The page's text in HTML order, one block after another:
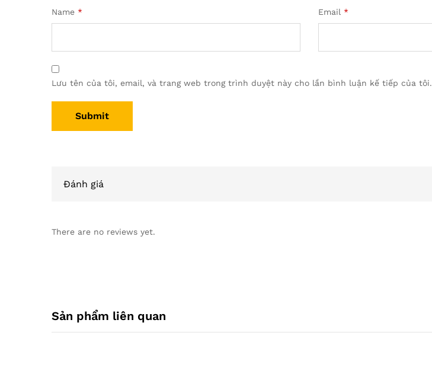
Name * Email *
Lưu tên của tôi, email, và trang web trong trình duyệt này cho lần bình luận kế tiếp của tôi.
Đánh giá
There are no reviews yet.
Sản phẩm liên quan